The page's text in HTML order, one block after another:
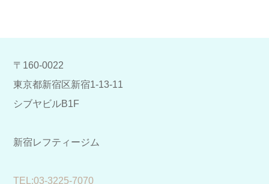
〒160-0022
東京都新宿区新宿1-13-11
シブヤビルB1F
新宿レフティージム
​TEL:03-3225-7070